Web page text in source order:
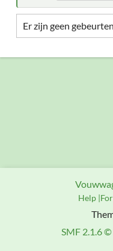
Er zijn geen
SMF 2.1.6
Help